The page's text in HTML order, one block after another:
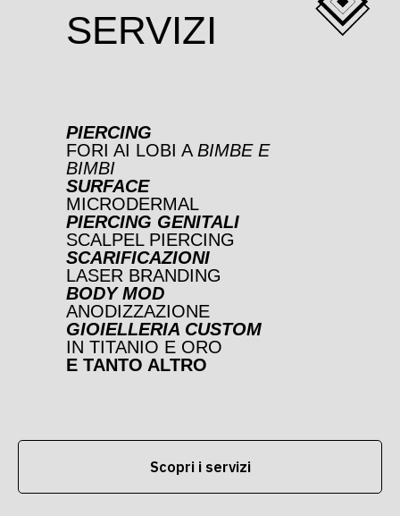
PIERCING
FORI AI LOBI A BIMBE E
BIMBI
SURFACE
MICRODERMAL
PIERCING GENITALI
SCALPEL PIERCING
SCARIFICAZIONI
LASER BRANDING
BODY MOD
ANODIZZAZIONE
GIOIELLERIA CUSTOM
IN TITANIO E ORO
E TANTO ALTRO
SERVIZI
Scopri i servizi